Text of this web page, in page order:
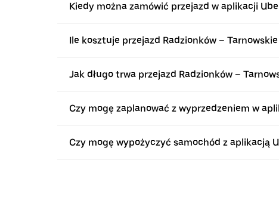
Kiedy można zamówić przejazd w aplikacji
Ile kosztuje przejazd Radzionków –
Jak długo trwa przejazd Radzionków –
Czy mogę zaplanować z wyprzedzeniem w
Czy mogę wypożyczyć samochód z aplikacją